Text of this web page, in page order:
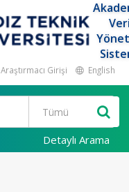
Araştırmacı Girişi English
Detaylı Arama